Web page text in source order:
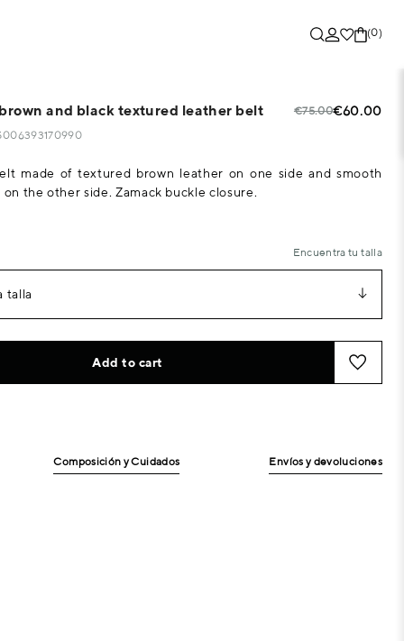
(0)
and black textured leather belt €75.00€60.00
made of textured brown leather on one side and smooth
the other side. Zamack buckle closure.
Encuentra tu talla
talla
Add to cart
Composición y Cuidados Envíos y devoluciones